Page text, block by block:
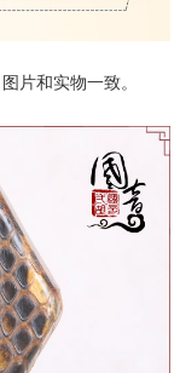
片和实物一致。